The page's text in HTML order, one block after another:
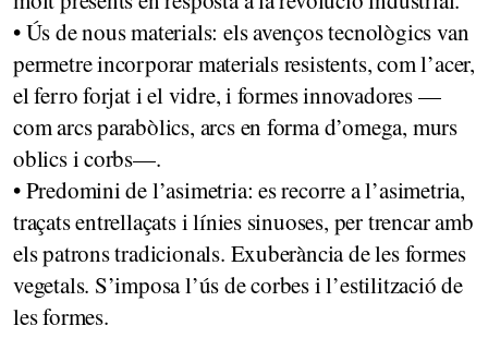
• Ús de nous materials: els avenços tecnològics van
permetre incorporar materials resistents, com l’acer,
el ferro forjat i el vidre, i formes innovadores —
com arcs parabòlics, arcs en forma d’omega, murs
oblics i corbs—.
• Predomini de l’asimetria: es recorre a l’asimetria,
traçats entrellaçats i línies sinuoses, per trencar amb
els patrons tradicionals. Exuberància de les formes
vegetals. S’imposa l’ús de corbes i l’estilització de
les formes.